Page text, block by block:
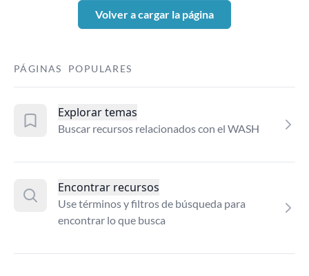
Volver a cargar la página
PÁGINAS POPULARES
Explorar temas
Buscar recursos relacionados con el WASH
Encontrar recursos
Use términos y filtros de búsqueda para
encontrar lo que busca